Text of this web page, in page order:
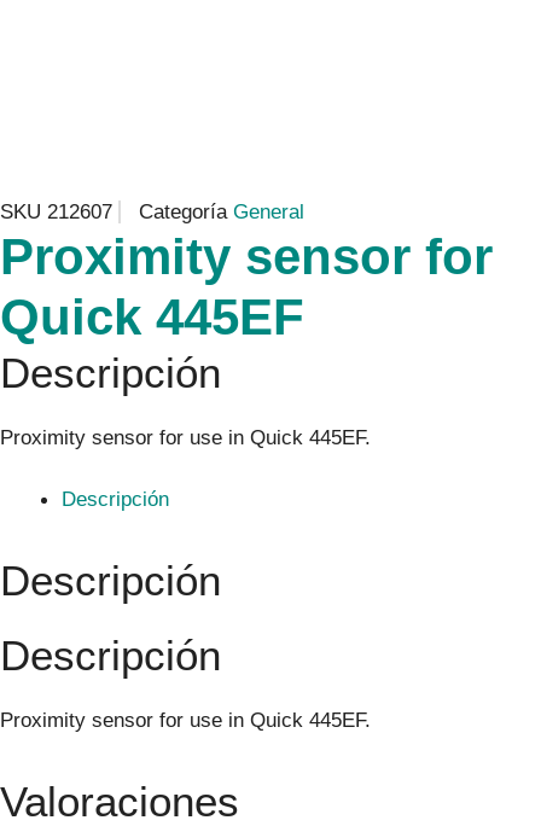
SKU 212607 Categoría General
Proximity sensor for
Quick 445EF
Descripción
Proximity sensor for use in Quick 445EF.
Descripción
Descripción
Descripción
Proximity sensor for use in Quick 445EF.
Valoraciones